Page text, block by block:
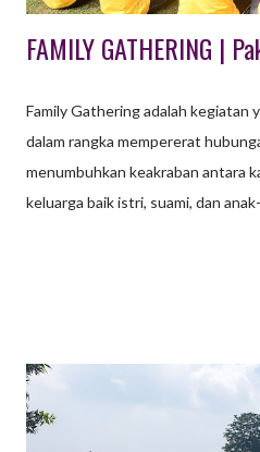
FAMILY GATHERING |
Family Gathering adalah kegiatan
dalam rangka mempererat
menumbuhkan keakraban antara
keluarga baik istri, suami, dan
Outbound dan acara lain yang
perusahaan karena pada
karyawan, pasangan dan anak
berpartisipasi untuk kegiatan